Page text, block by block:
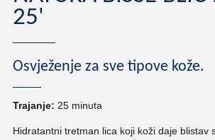
25'
Osvježenje za sve tipove kože.
Trajanje: 25 minuta
Hidratantni tretman lica koji koži daje blistav